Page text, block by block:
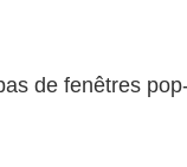
de fenêtres